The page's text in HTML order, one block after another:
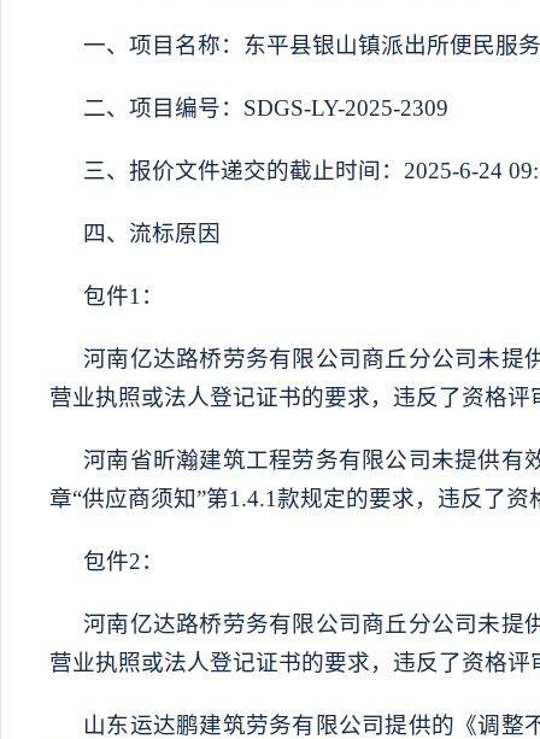
一、项目名称： 东平县银山镇派出所便民服
二、项目编号： SDGS-LY-2025-2309
三、报价文件递交的截止时间： 2025-6-24
四、流标原因
包件1：
河南亿达路桥劳务有限公司商丘分公司未提
营业执照或法人登记证书的要求，违反了资格评
河南省昕瀚建筑工程劳务有限公司未提供有
章“供应商须知”第1.4.1款规定的要求，违反了
包件2：
河南亿达路桥劳务有限公司商丘分公司未提
营业执照或法人登记证书的要求，违反了资格评
山东运达鹏建筑劳务有限公司提供的《调整